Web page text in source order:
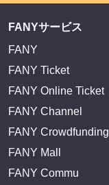
FANYサービス
FANY
FANY Ticket
FANY Online Ticket
FANY Channel
FANY Crowdfunding
FANY Mall
FANY Commu